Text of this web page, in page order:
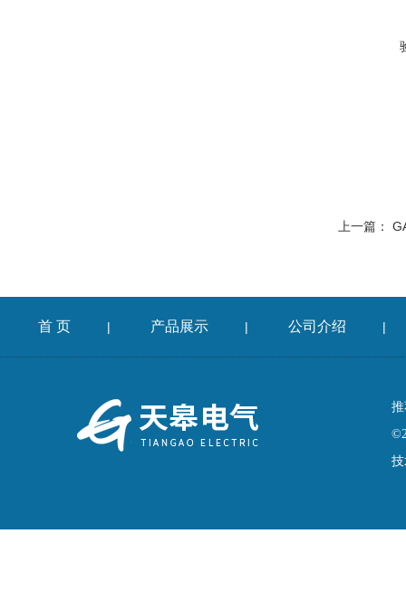
上一篇：
首 页 | 产品展示 | 公司介绍 |